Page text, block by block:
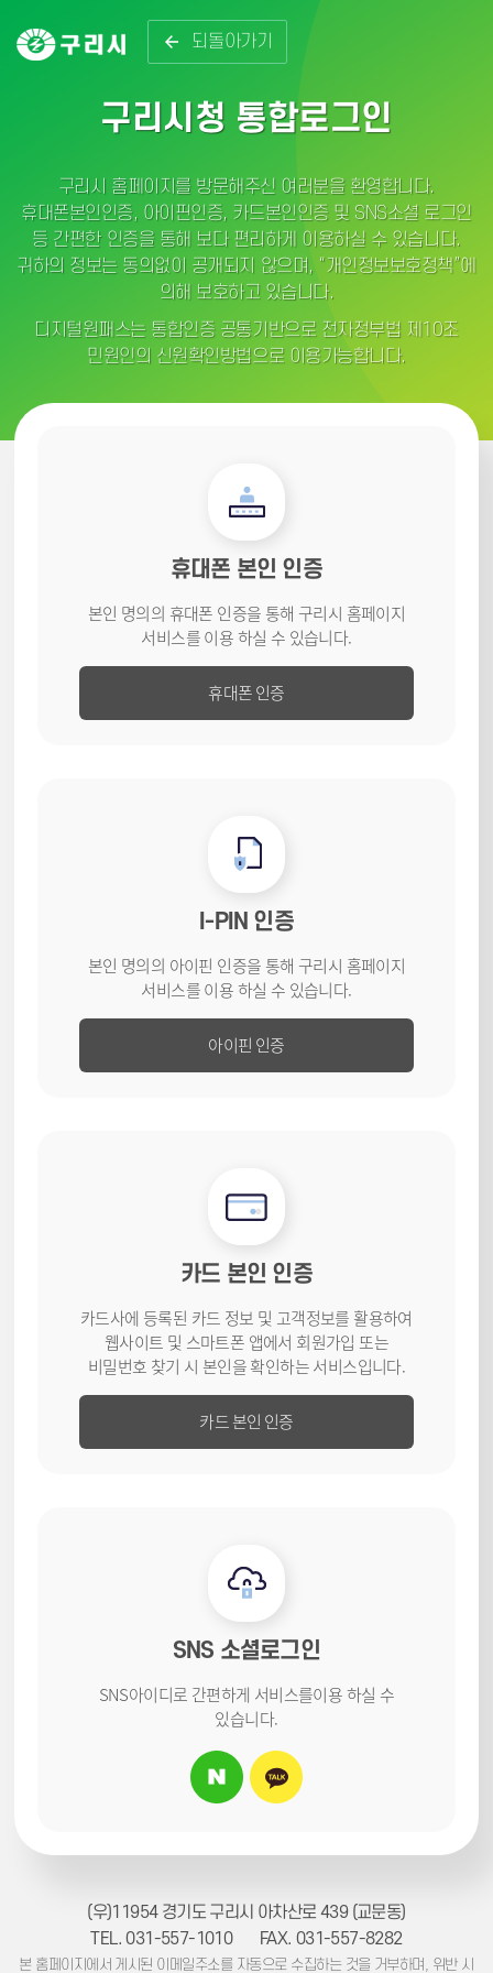
되돌아가기
구리시청 통합로그인
구리시 홈페이지를 방문해주신 여러분을 환영합니다.
휴대폰본인인증, 아이핀인증, 카드본인인증 및 SNS소셜 로그인
등 간편한 인증을 통해 보다 편리하게 이용하실 수 있습니다.
귀하의 정보는 동의없이 공개되지 않으며, “개인정보보호정책”에
의해 보호하고 있습니다.
디지털원패스는 통합인증 공통기반으로 전자정부법 제10조
민원인의 신원확인방법으로 이용가능합니다.
휴대폰 본인 인증
본인 명의의 휴대폰 인증을 통해 구리시 홈페이지
서비스를이용 하실 수 있습니다.
휴대폰 인증
I-PIN 인증
본인 명의의 아이핀 인증을 통해 구리시 홈페이지
서비스를이용 하실 수 있습니다.
아이핀 인증
카드 본인 인증
카드사에 등록된 카드 정보 및 고객정보를 활용하여
웹사이트 및 스마트폰 앱에서 회원가입 또는
비밀번호 찾기 시 본인을 확인하는서비스입니다.
카드 본인 인증
SNS 소셜로그인
SNS아이디로 간편하게 서비스를이용 하실 수
있습니다.
(우)11954 경기도 구리시 아차산로 439 (교문동)
TEL. 031-557-1010
FAX. 031-557-8282
본 홈페이지에서 게시된 이메일주소를 자동으로 수집하는 것을 거부하며, 위반 시